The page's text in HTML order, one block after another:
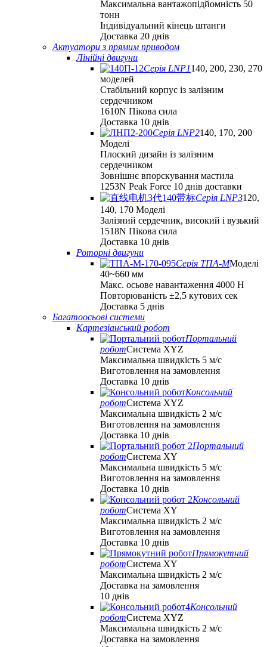
Максимальна вантажопідйомність 50
тонн
Індивідуальний кінець штанги
Доставка 20 днів
Актуатори з прямим приводом
Лінійні двигуни
Серія LNP1140, 200, 230, 270
моделей
Стабільний корпус із залізним
сердечником
1610N Пікова сила
Доставка 10 днів
Серія LNP2140, 170, 200
Моделі
Плоский дизайн із залізним
сердечником
Зовнішнє впорскування мастила
1253N Peak Force 10 днів доставки
Серія LNP3120,
140, 170 Моделі
Залізний сердечник, високий і вузький
1518N Пікова сила
Доставка 10 днів
Роторні двигуни
Серія ТПА-ММоделі
40~660 мм
Макс. осьове навантаження 4000 Н
Повторюваність ±2,5 кутових сек
Доставка 5 днів
Багатоосьові системи
Картезіанський робот
Портальний
роботСистема XYZ
Максимальна швидкість 5 м/с
Виготовлення на замовлення
Доставка 10 днів
Консольний
роботСистема XYZ
Максимальна швидкість 2 м/с
Виготовлення на замовлення
Доставка 10 днів
Портальний
роботСистема XY
Максимальна швидкість 5 м/с
Виготовлення на замовлення
Доставка 10 днів
Консольний
роботСистема XY
Максимальна швидкість 2 м/с
Виготовлення на замовлення
Доставка 10 днів
Прямокутний
роботСистема XY
Максимальна швидкість 2 м/с
Доставка на замовлення
10 днів
Консольний
роботСистема XYZ
Максимальна швидкість 2 м/с
Доставка на замовлення